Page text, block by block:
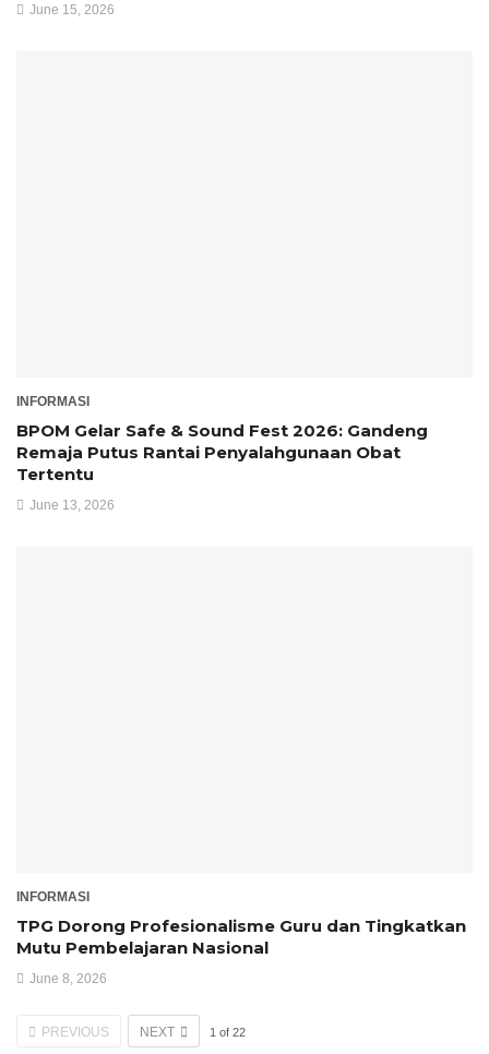
June 15, 2026
INFORMASI
BPOM Gelar Safe & Sound Fest 2026: Gandeng
Remaja Putus Rantai Penyalahgunaan Obat
Tertentu
June 13, 2026
INFORMASI
TPG Dorong Profesionalisme Guru dan Tingkatkan
Mutu Pembelajaran Nasional
June 8, 2026
PREVIOUS NEXT 1 of 22